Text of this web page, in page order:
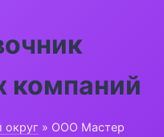
компаний
» ООО Мастер